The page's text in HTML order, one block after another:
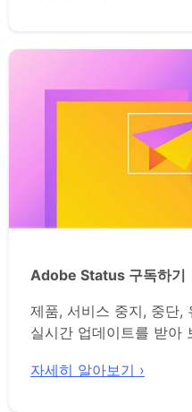
Adobe Status 구독하기
제품, 서비스 중지, 중단,
실시간 업데이트를 받아
자세히 알아보기 ›